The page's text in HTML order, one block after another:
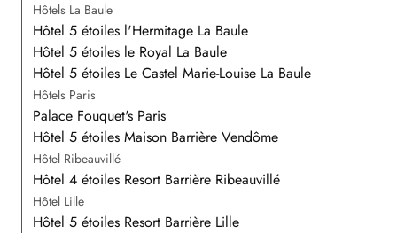
Hôtels La Baule
Hôtel 5 étoiles l'Hermitage La Baule
Hôtel 5 étoiles le Royal La Baule
Hôtel 5 étoiles Le Castel Marie-Louise La Baule
Hôtels Paris
Palace Fouquet's Paris
Hôtel 5 étoiles Maison Barrière Vendôme
Hôtel Ribeauvillé
Hôtel 4 étoiles Resort Barrière Ribeauvillé
Hôtel Lille
Hôtel 5 étoiles Resort Barrière Lille